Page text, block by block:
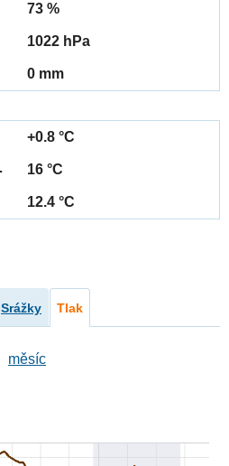
73 %
1022 hPa
0 mm
+0.8 °C
16 °C
12.4 °C
Srážky Tlak
měsíc